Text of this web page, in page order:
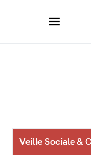
Veille Sociale &